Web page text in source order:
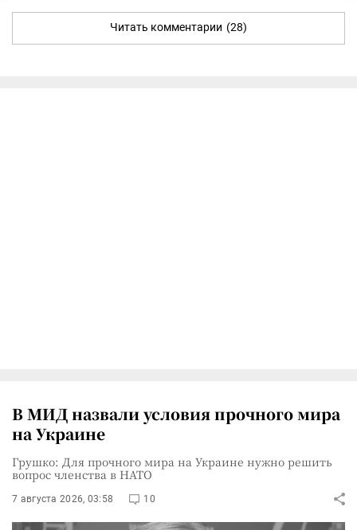
Читать комментарии (28)
В МИД назвали условия прочного мира
на Украине
Грушко: Для прочного мира на Украине нужно решить
вопрос членства в НАТО
7 августа 2026, 03:58 10